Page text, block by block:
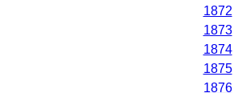
1872
1873
1874
1875
1876